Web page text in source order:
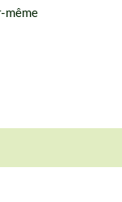
même